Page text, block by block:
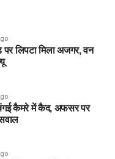
पर लिपटा मिला अजगर, वन
कैमरे में कैद, अफसर पर